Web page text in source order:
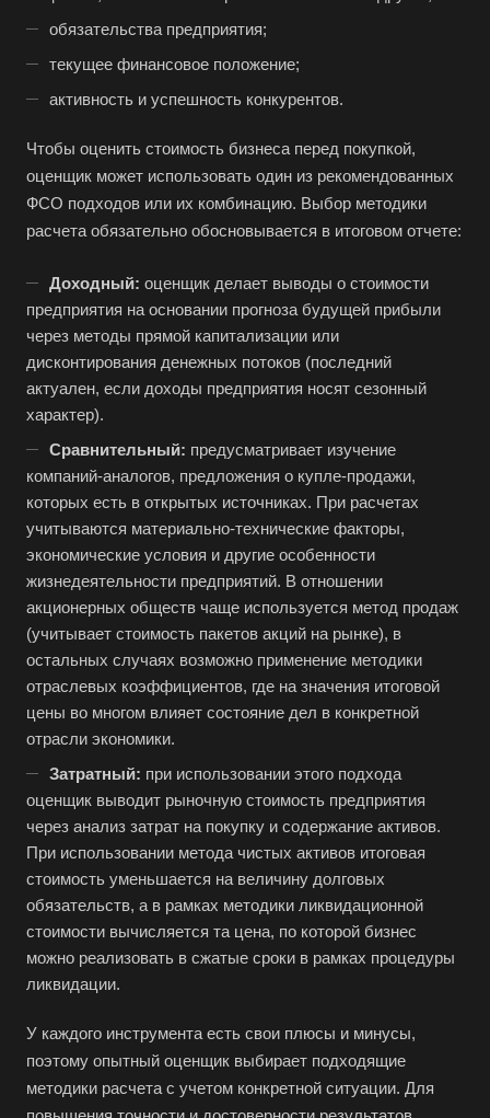
обязательства предприятия;
текущее финансовое положение;
активность и успешность конкурентов.
Чтобы оценить стоимость бизнеса перед покупкой,
оценщик может использовать один из рекомендованных
ФСО подходов или их комбинацию. Выбор методики
расчета обязательно обосновывается в итоговом отчете:
Доходный: оценщик делает выводы о стоимости
предприятия на основании прогноза будущей прибыли
через методы прямой капитализации или
дисконтирования денежных потоков (последний
актуален, если доходы предприятия носят сезонный
характер).
Сравнительный: предусматривает изучение
компаний-аналогов, предложения о купле-продажи,
которых есть в открытых источниках. При расчетах
учитываются материально-технические факторы,
экономические условия и другие особенности
жизнедеятельности предприятий. В отношении
акционерных обществ чаще используется метод продаж
(учитывает стоимость пакетов акций на рынке), в
остальных случаях возможно применение методики
отраслевых коэффициентов, где на значения итоговой
цены во многом влияет состояние дел в конкретной
отрасли экономики.
Затратный: при использовании этого подхода
оценщик выводит рыночную стоимость предприятия
через анализ затрат на покупку и содержание активов.
При использовании метода чистых активов итоговая
стоимость уменьшается на величину долговых
обязательств, а в рамках методики ликвидационной
стоимости вычисляется та цена, по которой бизнес
можно реализовать в сжатые сроки в рамках процедуры
ликвидации.
У каждого инструмента есть свои плюсы и минусы,
поэтому опытный оценщик выбирает подходящие
методики расчета с учетом конкретной ситуации. Для
Выберите ваш город
Например:Березники
Абакан
Абинск
Азов
Альметьевск
Анапа
Анжеро-Судженск
Апатиты
Арамиль
Арзамас
Архангельск
Асино
Астрахань
Ачинск
Аша
Баймак
Балабаново
Балаково